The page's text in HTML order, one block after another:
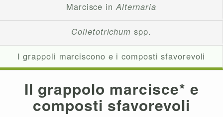
Marcisce inAlternaria
Colletotrichum spp.
I grappoli marciscono e i composti sfavorevoli
Il grappolo marcisce* e
composti sfavorevoli